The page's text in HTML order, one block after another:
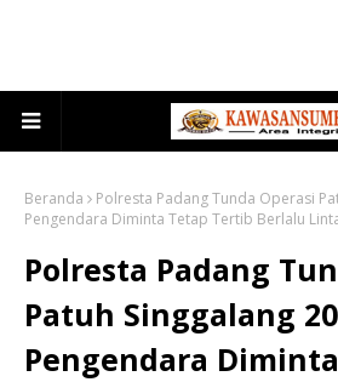
Beranda
Polresta Padang Tunda Operasi
Pengendara Diminta Tetap Tertib Berlalu
Polresta Padang
Patuh Singgalang
Pengendara